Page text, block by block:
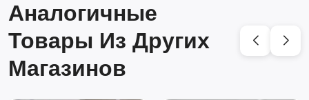
Аналогичные
Товары Из Других
Магазинов